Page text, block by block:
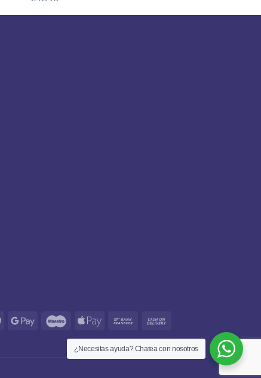
¿Necesitas ayuda? Chatea con nosotros
PayPal
Google
Maestro Apple
Bank
Delivery